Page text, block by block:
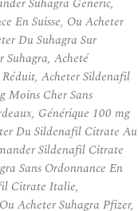
En Suisse, Ou Acheter
Du Suhagra Sur
Acheté
Acheter Sildenafil
Moins Cher Sans
Générique 100 mg
Du Sildenafil Citrate Au
Sildenafil Citrate
Sans Ordonnance En
Citrate Italie,
Acheter Suhagra Pfizer,